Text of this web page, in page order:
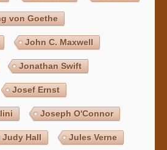
von Goethe
John C. Maxwell
Jonathan Swift
Josef Ernst
Joseph O'Connor
Judy Hall Jules Verne